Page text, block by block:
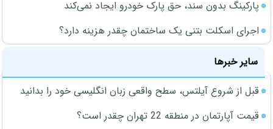
پارکینگ بدون سند، حق پارک خودرو ایجاد نمی‌کند
اجرای اسکلت بتنی یک ساختمان چقدر هزینه دارد؟
سایر خبرها
قبل از شروع آیلتس، سطح واقعی زبان انگلیسی خود را بدانید
قیمت آپارتمان در منطقه 22 تهران چقدر است؟